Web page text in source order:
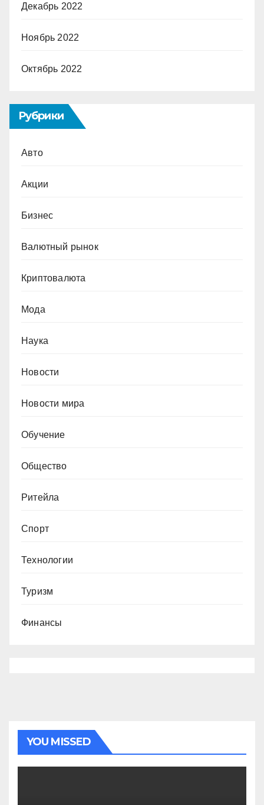
Декабрь 2022
Ноябрь 2022
Октябрь 2022
Рубрики
Авто
Акции
Бизнес
Валютный рынок
Криптовалюта
Мода
Наука
Новости
Новости мира
Обучение
Общество
Ритейла
Спорт
Технологии
Туризм
Финансы
YOU MISSED